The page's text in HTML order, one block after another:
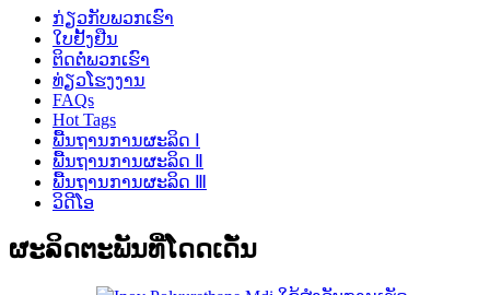
ກ່ຽວກັບພວກເຮົາ
ໃບຢັ້ງຢືນ
ຕິດຕໍ່ພວກເຮົາ
ທ່ຽວໂຮງງານ
FAQs
Hot Tags
ພື້ນຖານການຜະລິດ Ⅰ
ພື້ນຖານການຜະລິດ Ⅱ
ພື້ນຖານການຜະລິດ Ⅲ
ວິດີໂອ
ຜະລິດຕະພັນທີ່ໂດດເດັ່ນ